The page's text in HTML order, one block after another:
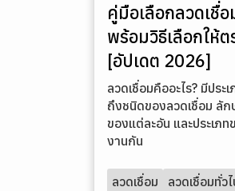
คู่มือเลือกลวดเชื่
พร้อมวิธีเลือกให้
[อัปเดต 2026]
ลวดเชื่อมคืออะไร? มีประ
ถึงชนิดของลวดเชื่อม ลั
ของแต่ละอัน และประเภ
งานกัน
ลวดเชื่อม
ลวดเชื่อมทั่ว